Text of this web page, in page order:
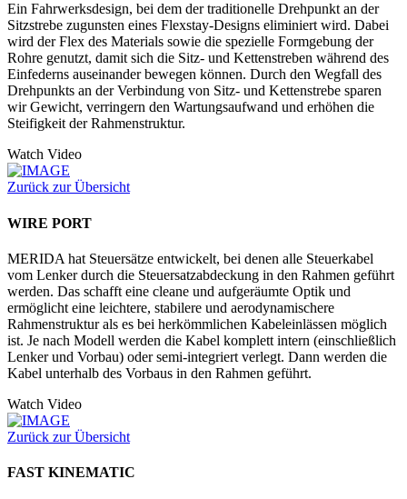
Ein Fahrwerksdesign, bei dem der traditionelle Drehpunkt an der
Sitzstrebe zugunsten eines Flexstay-Designs eliminiert wird. Dabei
wird der Flex des Materials sowie die spezielle Formgebung der
Rohre genutzt, damit sich die Sitz- und Kettenstreben während des
Einfederns auseinander bewegen können. Durch den Wegfall des
Drehpunkts an der Verbindung von Sitz- und Kettenstrebe sparen
wir Gewicht, verringern den Wartungsaufwand und erhöhen die
Steifigkeit der Rahmenstruktur.
Watch Video
Zurück zur Übersicht
WIRE PORT
MERIDA hat Steuersätze entwickelt, bei denen alle Steuerkabel
vom Lenker durch die Steuersatzabdeckung in den Rahmen geführt
werden. Das schafft eine cleane und aufgeräumte Optik und
ermöglicht eine leichtere, stabilere und aerodynamischere
Rahmenstruktur als es bei herkömmlichen Kabeleinlässen möglich
ist. Je nach Modell werden die Kabel komplett intern (einschließlich
Lenker und Vorbau) oder semi-integriert verlegt. Dann werden die
Kabel unterhalb des Vorbaus in den Rahmen geführt.
Watch Video
Zurück zur Übersicht
FAST KINEMATIC